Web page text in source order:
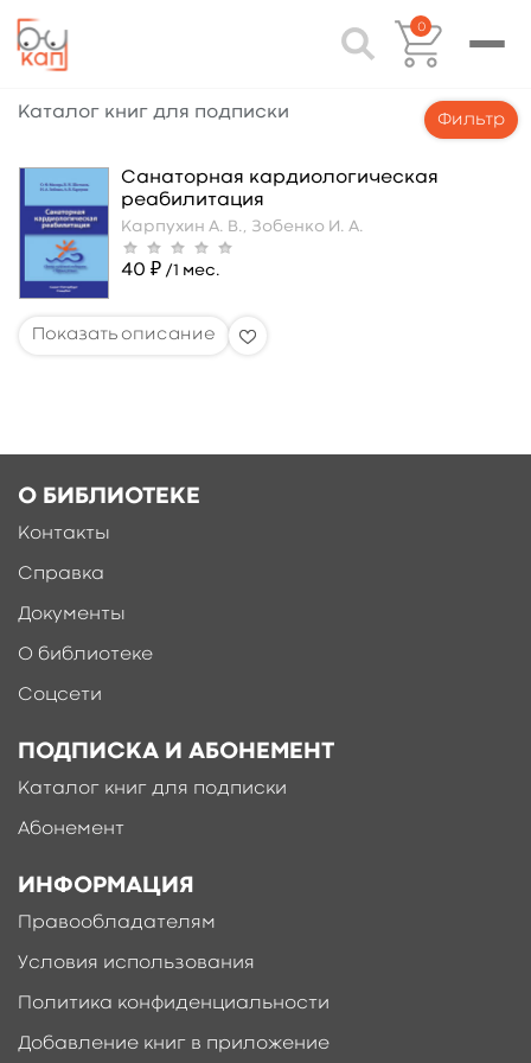
0
Каталог книг для подписки Фильтр
Санаторная кардиологическая
реабилитация
Карпухин А. В., Зобенко И. А.
40 ₽ /1 мес.
О БИБЛИОТЕКЕ
Контакты
Справка
Документы
О библиотеке
Соцсети
ПОДПИСКА И АБОНЕМЕНТ
Каталог книг для подписки
Абонемент
ИНФОРМАЦИЯ
Правообладателям
Условия использования
Политика конфиденциальности
Добавление книг в приложение